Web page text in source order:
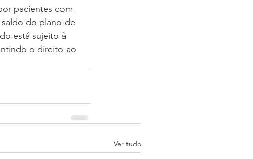
pacientes com
do plano de
está sujeito à
o direito ao
Ver tudo